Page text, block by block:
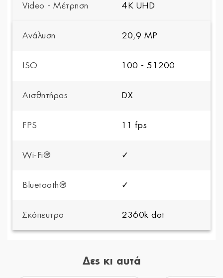
Video - Μέτρηση 4K UHD
Ανάλυση 20,9 MP
ISO 100 - 51200
Αισθητήρας DX
FPS 11 fps
Wi-Fi® ✓
Bluetooth® ✓
Σκόπευτρο 2360k dot
Δες κι αυτά